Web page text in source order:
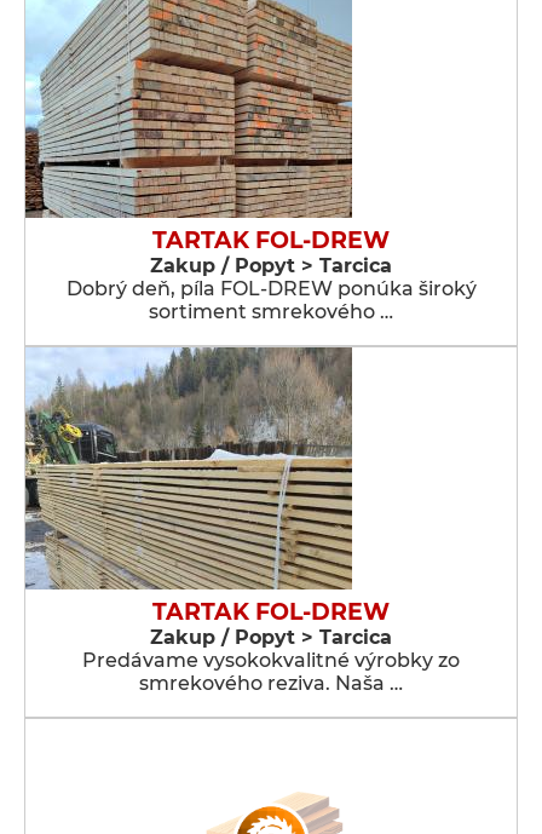
TARTAK FOL-DREW
Zakup / Popyt > Tarcica
Dobrý deň, píla FOL-DREW ponúka široký
sortiment smrekového …
TARTAK FOL-DREW
Zakup / Popyt > Tarcica
Predávame vysokokvalitné výrobky zo
smrekového reziva. Naša …